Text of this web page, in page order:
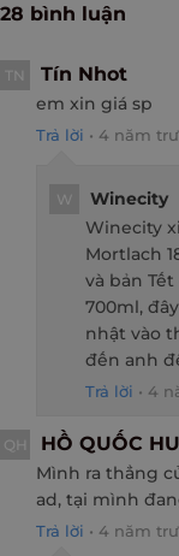
28 bình luận
TN Tín Nhot
em xin giá sp
Trả lời • 4 năm
W
Winecity
Winecity
Mortlach
và bản
700ml,
nhật vào
đến anh
Trả lời • 4
QH HỒ QUỐC
Mình ra thẳng
ad, tại mình
Trả lời • 4 năm